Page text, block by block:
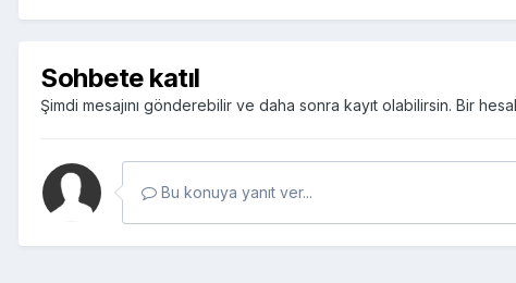
Sohbete katıl
Şimdi mesajını gönderebilir ve daha sonra kayıt olabilirsin. Bir
Bu konuya yanıt ver...